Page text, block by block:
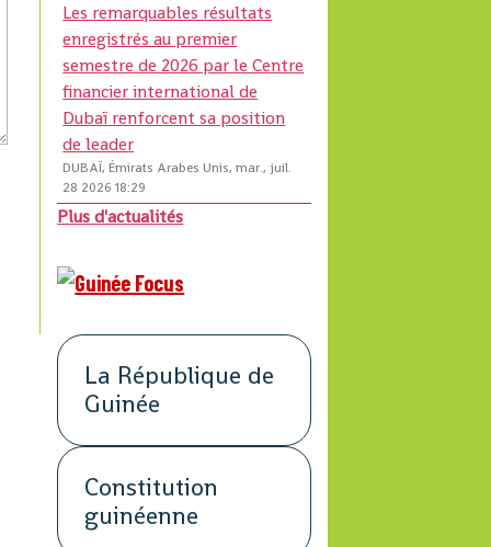
Les remarquables résultats
enregistrés au premier
semestre de 2026 par le Centre
financier international de
Dubaï renforcent sa position
de leader
DUBAÏ, Émirats Arabes Unis, mar., juil.
28 2026 18:29
Plus d'actualités
La République de
Guinée
Constitution
guinéenne